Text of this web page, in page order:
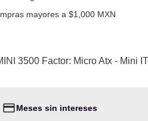
mayores a $1,000 MXN
3500 Factor: Micro Atx - Mini
Meses sin intereses